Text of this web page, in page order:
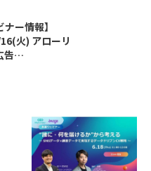
ナー情報】
火) アローリ
告…